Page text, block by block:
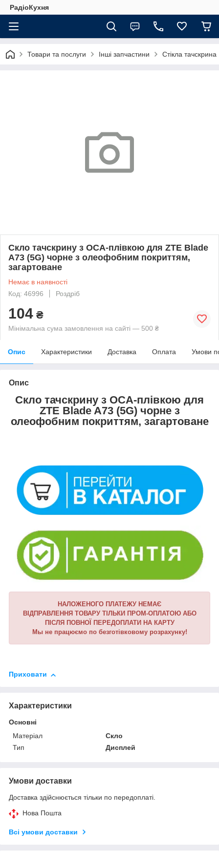
РадіоКухня
Товари та послуги Інші запчастини Стікла тачскрина
Скло тачскрину з OCA-плівкою для ZTE Blade
A73 (5G) чорне з олеофобним покриттям,
загартоване
Немає в наявності
Код: 46996
Роздріб
104 ₴
Мінімальна сума замовлення на сайті — 500 ₴
Опис Характеристики Доставка Оплата Умови
Опис
Скло тачскрину з OCA-плівкою для
ZTE Blade A73 (5G) чорне з
олеофобним покриттям, загартоване
НАЛОЖЕНОГО ПЛАТЕЖУ НЕМАЄ
ВІДПРАВЛЕННЯ ТОВАРУ ТІЛЬКИ ПРОМ-ОПЛАТОЮ АБО
ПІСЛЯ ПОВНОЇ ПЕРЕДОПЛАТИ НА КАРТУ
Мы не працюємо по безготівковому розрахунку!
Приховати
Характеристики
Основні
Матеріал
Скло
Тип
Дисплей
Умови доставки
Доставка здійснюється тільки по передоплаті.
Нова Пошта
Всі умови доставки